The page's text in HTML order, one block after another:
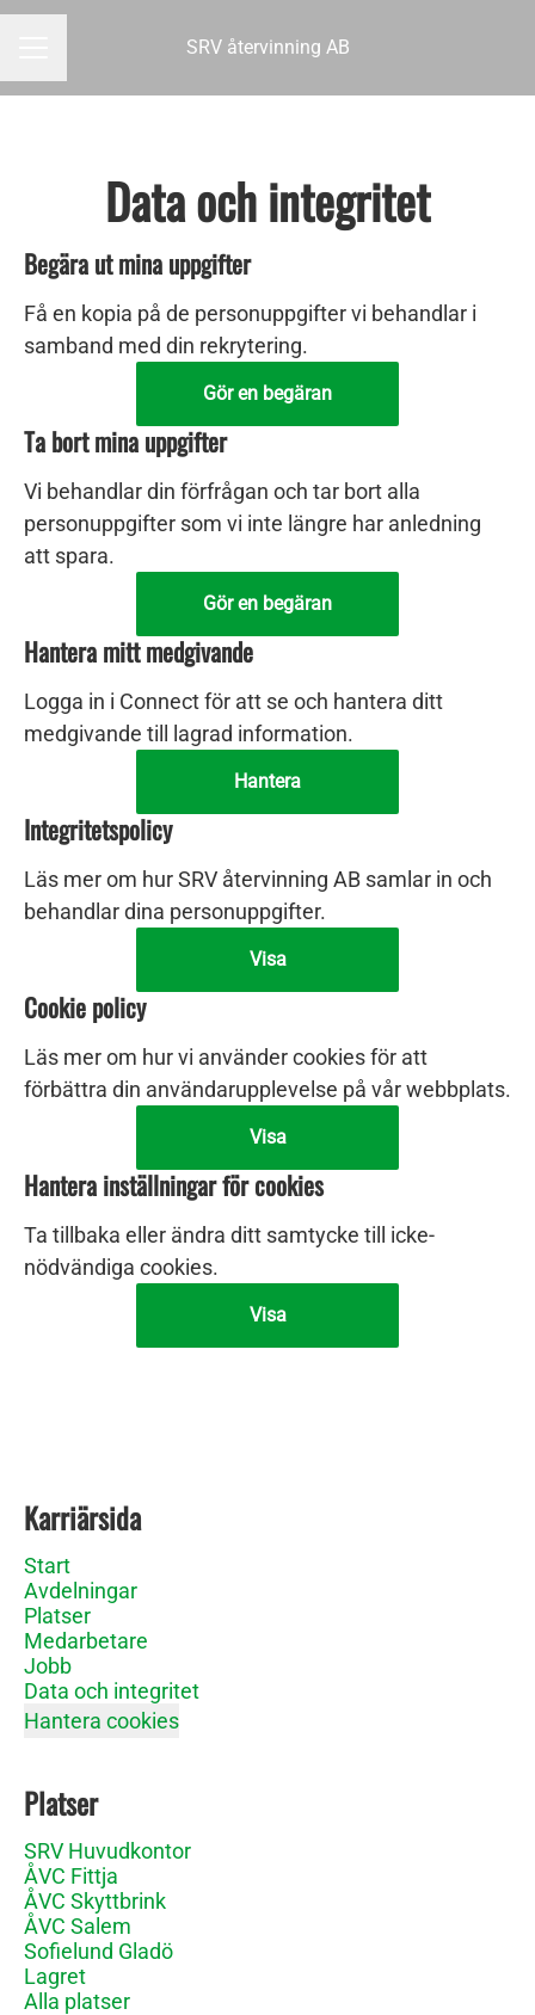
SRV återvinning AB
Data och integritet
Begära ut mina uppgifter
Få en kopia på de personuppgifter vi behandlar i
samband med din rekrytering.
Gör en begäran
Ta bort mina uppgifter
Vi behandlar din förfrågan och tar bort alla
personuppgifter som vi inte längre har anledning
att spara.
Gör en begäran
Hantera mitt medgivande
Logga in i Connect för att se och hantera ditt
medgivande till lagrad information.
Hantera
Integritetspolicy
Läs mer om hur SRV återvinning AB samlar in och
behandlar dina personuppgifter.
Visa
Cookie policy
Läs mer om hur vi använder cookies för att
förbättra din användarupplevelse på vår webbplats.
Visa
Hantera inställningar för cookies
Ta tillbaka eller ändra ditt samtycke till icke-
nödvändiga cookies.
Visa
Karriärsida
Start
Avdelningar
Platser
Medarbetare
Jobb
Data och integritet
Hantera cookies
Platser
SRV Huvudkontor
ÅVC Fittja
ÅVC Skyttbrink
ÅVC Salem
Sofielund Gladö
Lagret
Alla platser